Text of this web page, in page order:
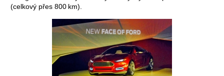
(celkový přes 800 km).